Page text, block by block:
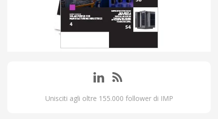
Unisciti agli oltre 155.000 follower di IMP